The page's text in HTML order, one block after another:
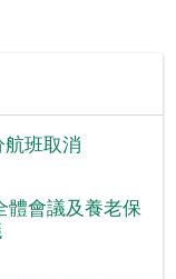
班取消
體會議及養老保